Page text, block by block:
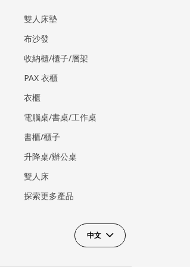
雙人床墊
布沙發
收納櫃/櫃子/層架
PAX 衣櫃
衣櫃
電腦桌/書桌/工作桌
書櫃/櫃子
升降桌/辦公桌
雙人床
探索更多產品
中文